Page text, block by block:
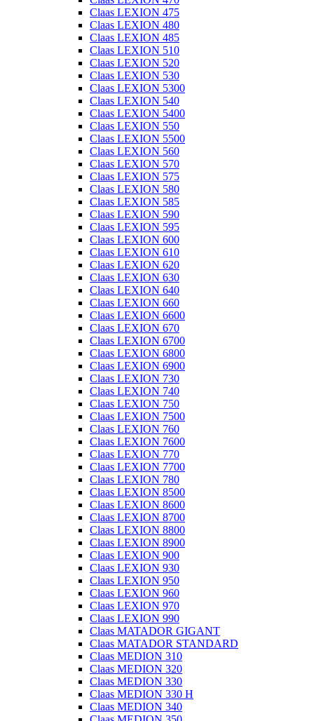
Claas LEXION 475
Claas LEXION 480
Claas LEXION 485
Claas LEXION 510
Claas LEXION 520
Claas LEXION 530
Claas LEXION 5300
Claas LEXION 540
Claas LEXION 5400
Claas LEXION 550
Claas LEXION 5500
Claas LEXION 560
Claas LEXION 570
Claas LEXION 575
Claas LEXION 580
Claas LEXION 585
Claas LEXION 590
Claas LEXION 595
Claas LEXION 600
Claas LEXION 610
Claas LEXION 620
Claas LEXION 630
Claas LEXION 640
Claas LEXION 660
Claas LEXION 6600
Claas LEXION 670
Claas LEXION 6700
Claas LEXION 6800
Claas LEXION 6900
Claas LEXION 730
Claas LEXION 740
Claas LEXION 750
Claas LEXION 7500
Claas LEXION 760
Claas LEXION 7600
Claas LEXION 770
Claas LEXION 7700
Claas LEXION 780
Claas LEXION 8500
Claas LEXION 8600
Claas LEXION 8700
Claas LEXION 8800
Claas LEXION 8900
Claas LEXION 900
Claas LEXION 930
Claas LEXION 950
Claas LEXION 960
Claas LEXION 970
Claas LEXION 990
Claas MATADOR GIGANT
Claas MATADOR STANDARD
Claas MEDION 310
Claas MEDION 320
Claas MEDION 330
Claas MEDION 330 H
Claas MEDION 340